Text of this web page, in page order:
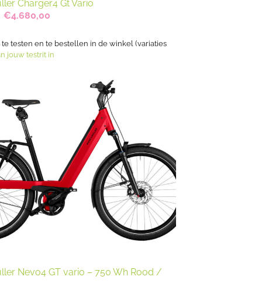
Charger4 Gt Vario
Oorspronkelijke
€5.849,00.
€4.680,00Huidige
€4.680,00.
te testen en te bestellen in de winkel (variaties
jouw testrit in
Nevo4 GT vario – 750 Wh Rood /